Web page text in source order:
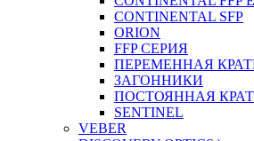
CONTINENTAL SFP
ORION
FFP СЕРИЯ
ПЕРЕМЕННАЯ
ЗАГОННИКИ
ПОСТОЯННАЯ
SENTINEL
VEBER